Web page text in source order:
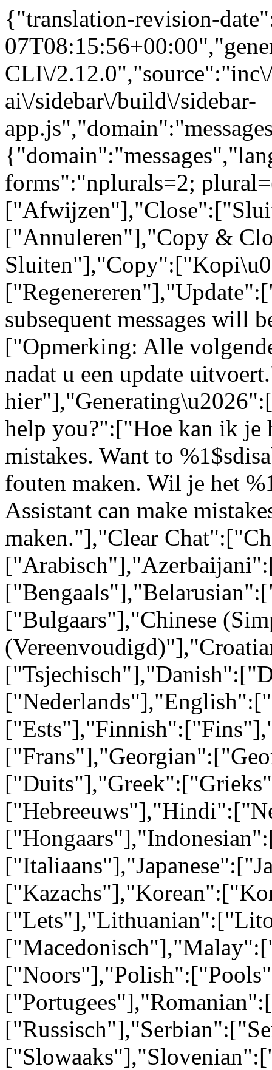
{"translation-revision-
CLI\/
ai\/sidebar\/build\/sidebar-
forms":"nplurals=2;
["Annuleren"],"Copy &
subsequent messages will
["Opmerking: Alle
nadat u een update
help you?":["Hoe kan ik je
mistakes. Want to
fouten maken. Wil je het
Assistant can make
maken."],"Clear
["Bulgaars"],"Chinese